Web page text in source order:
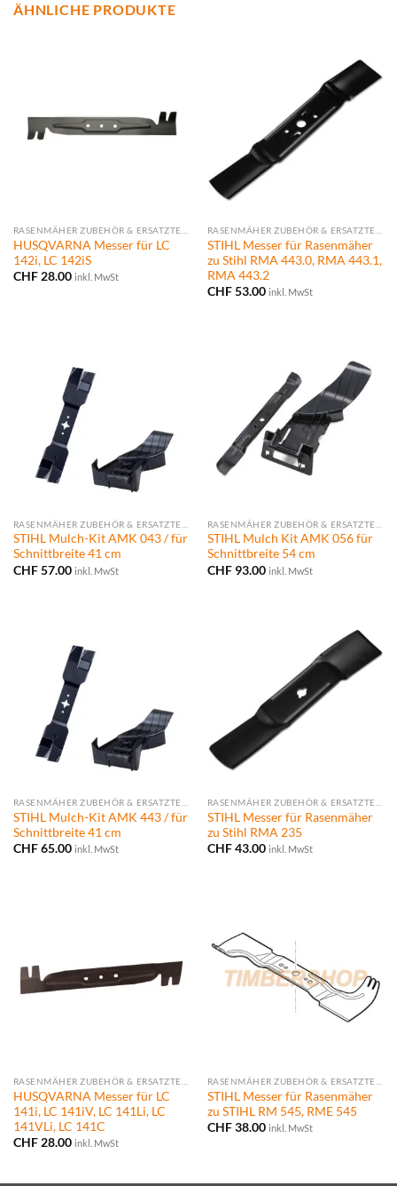
ÄHNLICHE PRODUKTE
HUSQVARNA Messer für LC
142i, LC 142iS
CHF28.00 inkl. MwSt
STIHL Messer für Rasenmäher
zu Stihl RMA 443.0, RMA 443.1,
RMA 443.2
CHF53.00 inkl. MwSt
STIHL Mulch-Kit AMK 043 / für
Schnittbreite 41 cm
CHF57.00 inkl. MwSt
STIHL Mulch Kit AMK 056 für
Schnittbreite 54 cm
CHF93.00 inkl. MwSt
STIHL Mulch-Kit AMK 443 / für
Schnittbreite 41 cm
CHF65.00 inkl. MwSt
STIHL Messer für Rasenmäher
zu Stihl RMA 235
CHF43.00 inkl. MwSt
HUSQVARNA Messer für LC
141i, LC 141iV, LC 141Li, LC
141VLi, LC 141C
CHF28.00 inkl. MwSt
STIHL Messer für Rasenmäher
zu STIHL RM 545, RME 545
CHF38.00 inkl. MwSt